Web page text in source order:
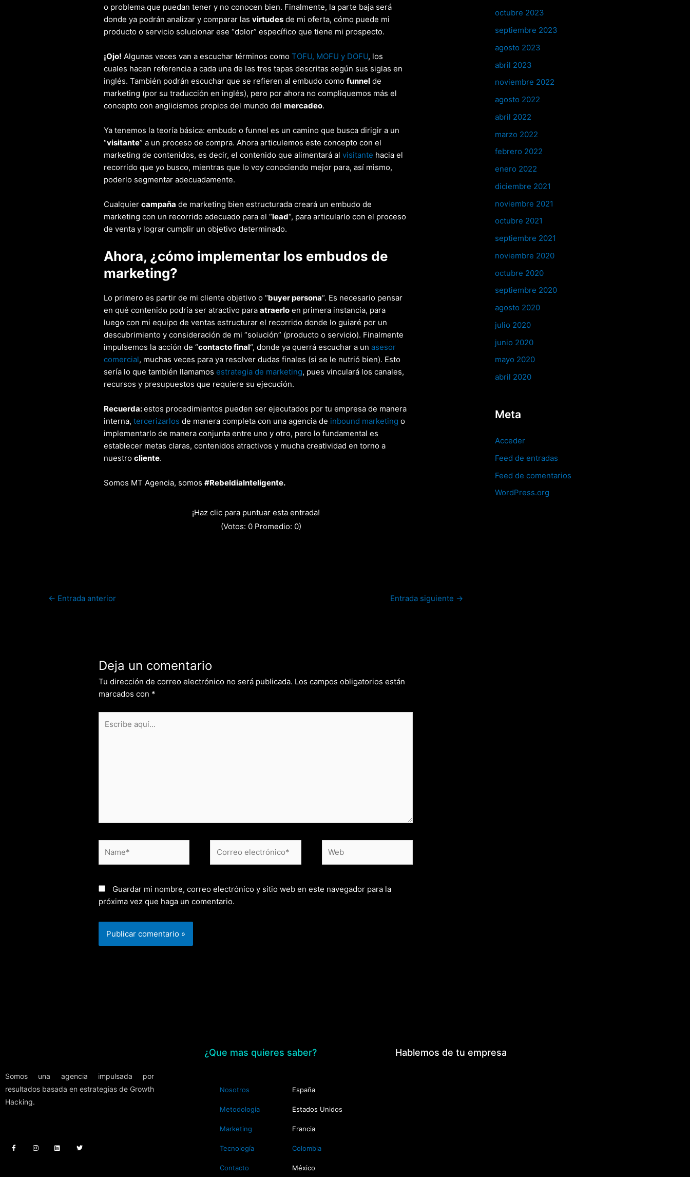
o problema que puedan tener y no conocen bien. Finalmente, la parte baja será
donde ya podrán analizar y comparar lasvirtudes de mi oferta, cómo puede mi
producto o servicio solucionar ese “dolor” específico que tiene mi prospecto.
¡Ojo! Algunas veces van a escuchar términos comoTOFU, MOFU y DOFU, los
cuales hacen referencia a cada una de las tres tapas descritas según sus siglas en
inglés. También podrán escuchar que se refieren al embudo comofunnel de
marketing (por su traducción en inglés), pero por ahora no compliquemos más el
concepto con anglicismos propios del mundo delmercadeo.
Ya tenemos la teoría básica: embudo o funnel es un camino que busca dirigir a un
“visitante” a un proceso de compra. Ahora articulemos este concepto con el
marketing de contenidos, es decir, el contenido que alimentará alvisitante hacia el
recorrido que yo busco, mientras que lo voy conociendo mejor para, así mismo,
poderlo segmentar adecuadamente.
Cualquiercampaña de marketing bien estructurada creará un embudo de
marketing con un recorrido adecuado para el “lead“, para articularlo con el proceso
de venta y lograr cumplir un objetivo determinado.
Ahora, ¿cómo implementar los embudos de
marketing?
Lo primero es partir de mi cliente objetivo o “buyer persona“. Es necesario pensar
en qué contenido podría ser atractivo paraatraerlo en primera instancia, para
luego con mi equipo de ventas estructurar el recorrido donde lo guiaré por un
descubrimiento y consideración de mi “solución” (producto o servicio). Finalmente
impulsemos la acción de “contacto final“, donde ya querrá escuchar a unasesor
comercial, muchas veces para ya resolver dudas finales (si se le nutrió bien). Esto
sería lo que también llamamosestrategia de marketing, pues vinculará los canales,
recursos y presupuestos que requiere su ejecución.
Recuerda:estos procedimientos pueden ser ejecutados por tu empresa de manera
interna,tercerizarlos de manera completa con una agencia de inbound marketing o
implementarlo de manera conjunta entre uno y otro, pero lo fundamental es
establecer metas claras, contenidos atractivos y mucha creatividad en torno a
nuestrocliente.
Somos MT Agencia, somos#RebeldiaInteligente.
¡Haz clic para puntuar esta entrada!
(Votos: 0Promedio: 0)
← Entrada anterior Entrada siguiente →
Deja un comentario
Tu dirección de correo electrónico no será publicada. Los campos obligatorios están
marcados con *
aquí...
electrónico*
Guardar mi nombre, correo electrónico y sitio web en este navegador para la
próxima vez que haga un comentario.
octubre 2023
septiembre 2023
agosto 2023
abril 2023
noviembre 2022
agosto 2022
abril 2022
marzo 2022
febrero 2022
enero 2022
diciembre 2021
noviembre 2021
octubre 2021
septiembre 2021
noviembre 2020
octubre 2020
septiembre 2020
agosto 2020
julio 2020
junio 2020
mayo 2020
abril 2020
Meta
Acceder
Feed de entradas
Feed de comentarios
WordPress.org
Somos una agencia impulsada por
resultados basada en estrategias de Growth
Hacking.
c
e
s
t
n
k
i
t
¿Que mas quieres saber?
Nosotros
Metodología
Marketing
Tecnología
Contacto
España
Estados Unidos
Francia
Colombia
México
Hablemos de tu empresa